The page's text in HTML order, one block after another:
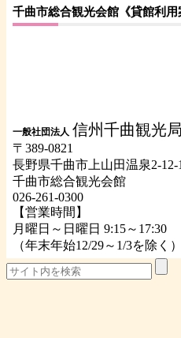
千曲市総合観光会館《貸館利用
一般社団法人 信州千曲観光局
〒389-0821
長野県千曲市上山田温泉2-12-
千曲市総合観光会館
026-261-0300
【営業時間】
月曜日～日曜日 9:15～17:30
（年末年始12/29～1/3を除く）